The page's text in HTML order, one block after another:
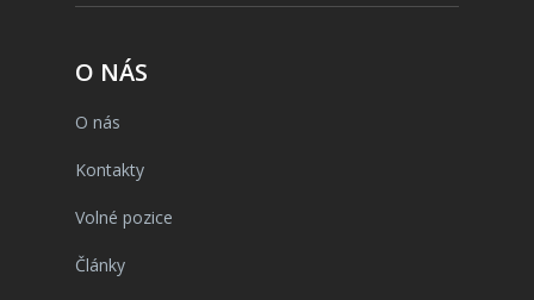
O NÁS
O nás
Kontakty
Volné pozice
Články